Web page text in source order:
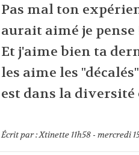
Pas mal ton
aurait aimé je pense
Et j'aime bien ta
les aime les
est dans la
Écrit par :Xtinette 11h58- mercredi